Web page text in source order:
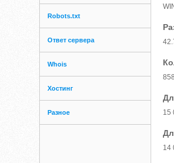
Robots.txt
Ответ сервера
Whois
Хостинг
Разное
858
15
14